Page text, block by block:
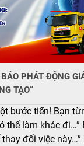
PHÁT ĐỘNG
TẠO”
bước tiến! Bạn
thể làm khác đi…”
đổi việc